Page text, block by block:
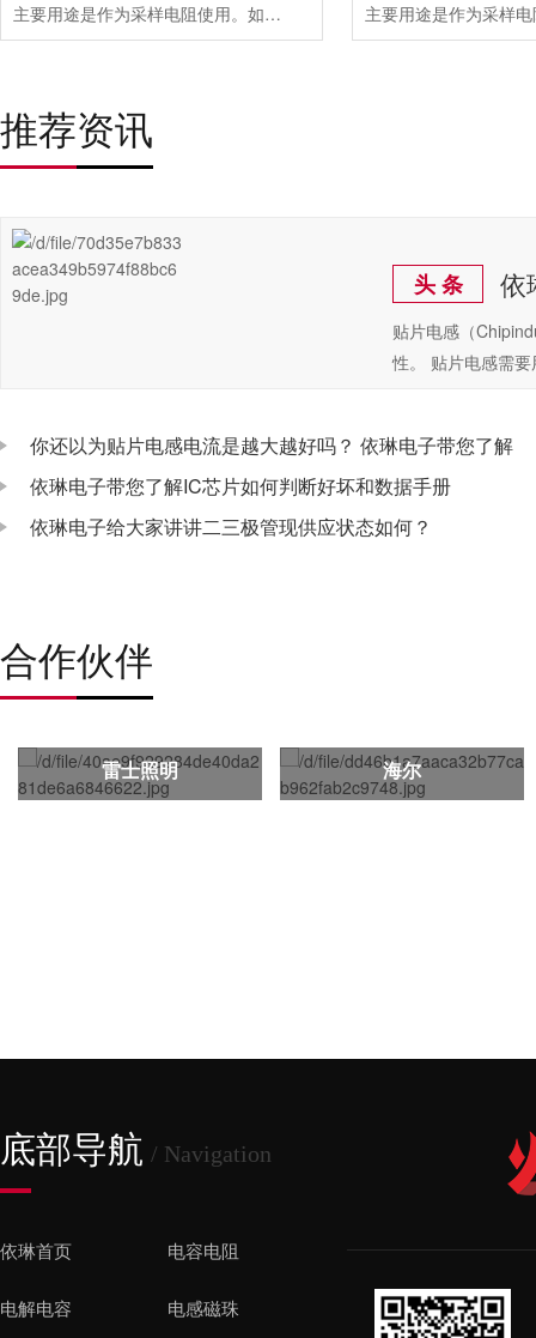
主要用途是作为采样电阻使用。如电源电路、发动机电路
推荐资讯
头 条 依
贴片电感（
性。 贴片电感需
你还以为贴片电感电流是越大越好吗？ 依琳电子带您了解
依琳电子带您了解IC芯片如何判断好坏和数据手册
依琳电子给大家讲讲二三极管现供应状态如何？
合作伙伴
雷士照明 海尔
底部导航 / Navigation
依琳首页 电容电阻
电解电容 电感磁珠